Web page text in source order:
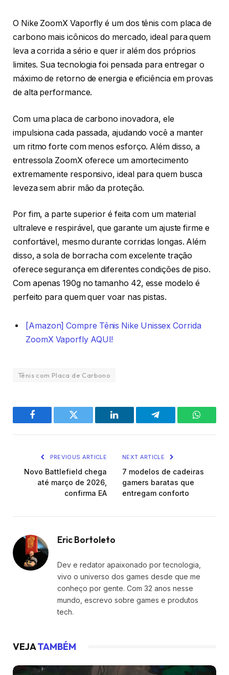
O Nike ZoomX Vaporfly é um dos tênis com placa de
carbono mais icônicos do mercado, ideal para quem
leva a corrida a sério e quer ir além dos próprios
limites. Sua tecnologia foi pensada para entregar o
máximo de retorno de energia e eficiência em provas
de alta performance.
Com uma placa de carbono inovadora, ele
impulsiona cada passada, ajudando você a manter
um ritmo forte com menos esforço. Além disso, a
entressola ZoomX oferece um amortecimento
extremamente responsivo, ideal para quem busca
leveza sem abrir mão da proteção.
Por fim, a parte superior é feita com um material
ultraleve e respirável, que garante um ajuste firme e
confortável, mesmo durante corridas longas. Além
disso, a sola de borracha com excelente tração
oferece segurança em diferentes condições de piso.
Com apenas 190g no tamanho 42, esse modelo é
perfeito para quem quer voar nas pistas.
[Amazon] Compre Tênis Nike Unissex Corrida
ZoomX Vaporfly AQUI!
Tênis com Placa de Carbono
Facebook Twitter LinkedIn Telegram
PREVIOUS ARTICLE
Novo Battlefield chega
até março de 2026,
confirma EA
NEXT ARTICLE
7 modelos de cadeiras
gamers baratas que
entregam conforto
Eric Bortoleto
Dev e redator apaixonado por tecnologia,
vivo o universo dos games desde que me
conheço por gente. Com 32 anos nesse
mundo, escrevo sobre games e produtos
tech.
VEJATAMBÉM